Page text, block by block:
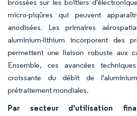
brossées sur les boîtiers
micro-piqûres qui peuvent
anodisées. Les primaires
aluminium-lithium incorporent des
permettent une liaison robuste aux
Ensemble, ces avancées
croissante du débit de
prétraitement mondiales.
Par secteur d'utilisation